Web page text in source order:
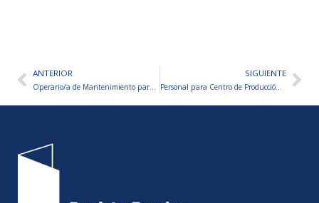
AntANTERIOR
Operario/a de Mantenimiento para Empresa Metalúrgica
SIGUIENTE
Personal para Centro de Producción – VARIOS PUESTOS A CUBRIR